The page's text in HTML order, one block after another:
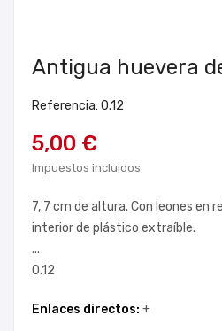
Antigua huevera
Referencia: 0.12
5,00 €
Impuestos incluidos
7, 7 cm de altura. Con leones en
interior de plástico extraíble.
...
0.12
Enlaces directos: +